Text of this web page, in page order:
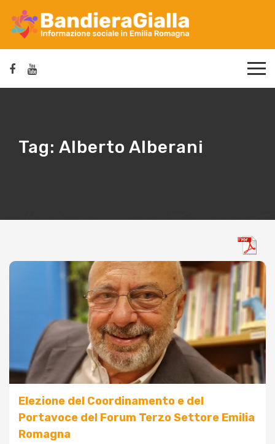
Tag: Alberto Alberani
Elezione del Coordinamento e del
Portavoce del Forum Terzo Settore Emilia
Romagna